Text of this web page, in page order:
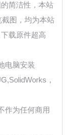
简洁性，本站
图，均为本站
载原件超高
电脑安装
，
作为任何商用